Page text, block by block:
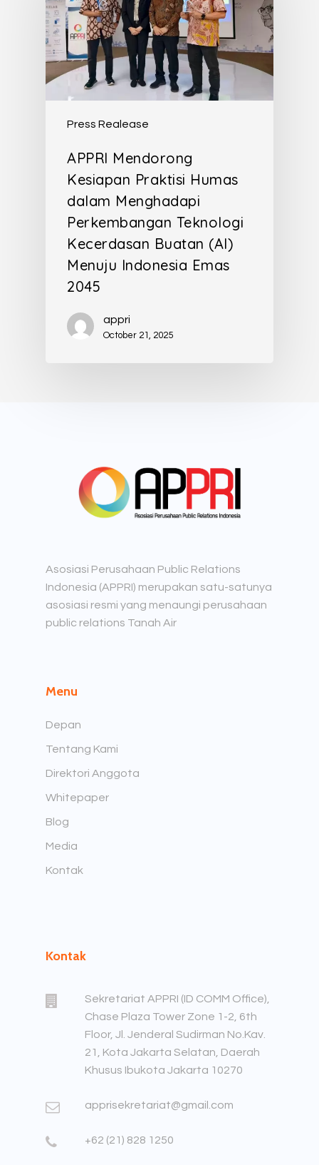
Press Realease
APPRI Mendorong
Kesiapan Praktisi Humas
dalam Menghadapi
Perkembangan Teknologi
Kecerdasan Buatan (AI)
Menuju Indonesia Emas
2045
appri
October 21, 2025
Asosiasi Perusahaan Public Relations
Indonesia (APPRI) merupakan satu-satunya
asosiasi resmi yang menaungi perusahaan
public relations Tanah Air
Menu
Depan
Tentang Kami
Direktori Anggota
Whitepaper
Blog
Media
Kontak
Kontak
Sekretariat APPRI (ID COMM Office),
Chase Plaza Tower Zone 1-2, 6th
Floor, Jl. Jenderal Sudirman No.Kav.
21, Kota Jakarta Selatan, Daerah
Khusus Ibukota Jakarta 10270
apprisekretariat@gmail.com
+62 (21) 828 1250